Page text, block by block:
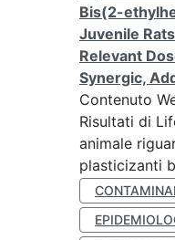
Bis(2-
Juvenile
Relevant
Synergic,
Contenuto
Risultati di
animale
plasticizanti